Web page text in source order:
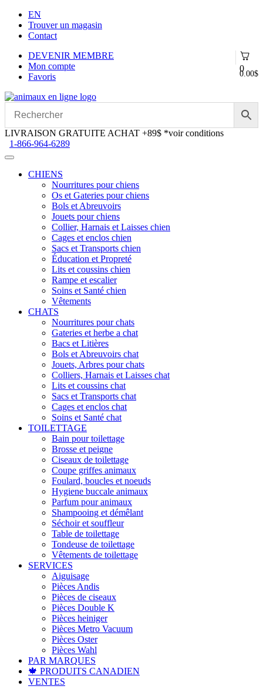
EN
Trouver un magasin
Contact
0
0.00$
DEVENIR MEMBRE
Mon compte
Favoris
Aller
navigation
Aller
contenu
LIVRAISON GRATUITE ACHAT +89$ *voir conditions
1-866-964-6289
CHIENS
Nourritures pour chiens
Os et Gateries pour chiens
Bols et Abreuvoirs
Jouets pour chiens
Collier, Harnais et Laisses chien
Cages et enclos chien
Sacs et Transports chien
Éducation et Propreté
Lits et coussins chien
Rampe et escalier
Soins et Santé chien
Vêtements
CHATS
Nourritures pour chats
Gateries et herbe a chat
Bacs et Litières
Bols et Abreuvoirs chat
Jouets, Arbres pour chats
Colliers, Harnais et Laisses chat
Lits et coussins chat
Sacs et Transports chat
Cages et enclos chat
Soins et Santé chat
TOILETTAGE
Bain pour toilettage
Brosse et peigne
Ciseaux de toilettage
Coupe griffes animaux
Foulard, boucles et noeuds
Hygiene buccale animaux
Parfum pour animaux
Shampooing et démêlant
Séchoir et souffleur
Table de toilettage
Tondeuse de toilettage
Vêtements de toilettage
SERVICES
Aiguisage
Pièces Andis
Pièces de ciseaux
Pièces Double K
Pièces heiniger
Pièces Metro Vacuum
Pièces Oster
Pièces Wahl
PAR MARQUES
🍁 PRODUITS CANADIEN
VENTES